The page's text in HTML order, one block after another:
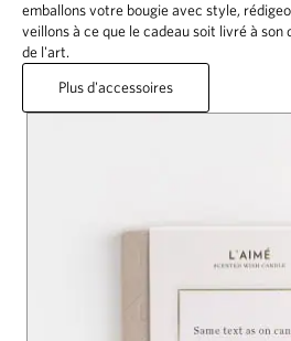
emballons votre bougie avec style,
veillons à ce que le cadeau soit livré à
de l'art.
Plus d'accessoires